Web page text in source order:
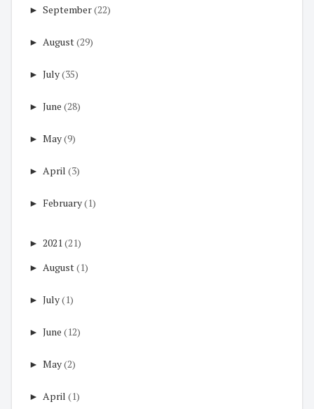
► September(22)
► August(29)
► July(35)
► June (28)
► May(9)
► April (3)
► February(1)
► 2021 (21)
► August(1)
► July(1)
► June (12)
► May(2)
► April (1)